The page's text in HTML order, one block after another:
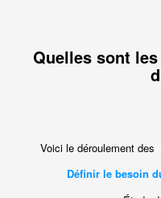
Quelles sont
Voici le déroulement des
Définir le besoin